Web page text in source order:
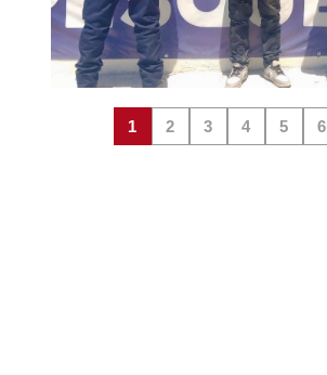
1 2 3 4 5 6